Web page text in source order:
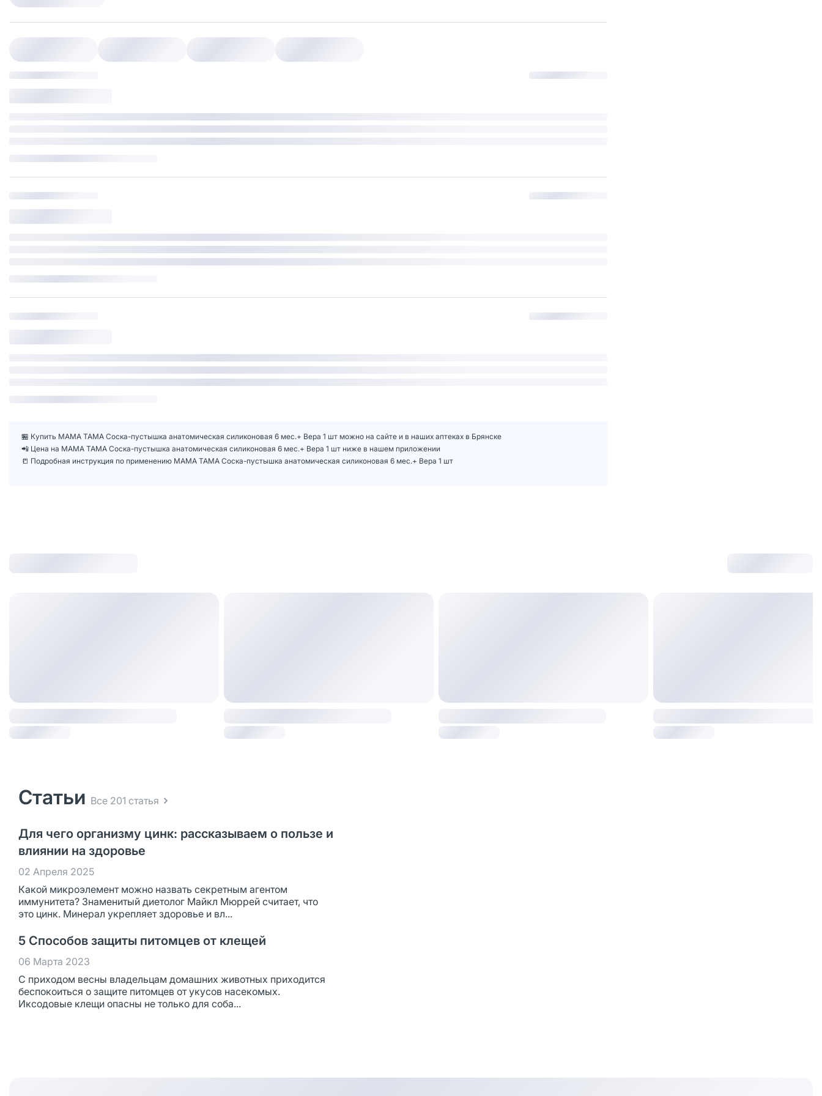
🏪 Купить МАМА ТАМА Соска-пустышка анатомическая силиконовая 6 мес.+ Вера 1 шт можно на сайте и в наших аптеках в Брянске
📲 Цена на МАМА ТАМА Соска-пустышка анатомическая силиконовая 6 мес.+ Вера 1 шт ниже в нашем приложении
📒 Подробная инструкция по применению МАМА ТАМА Соска-пустышка анатомическая силиконовая 6 мес.+ Вера 1 шт
Статьи Все 201 статья
Для чего организму цинк: рассказываем о пользе и
влиянии на здоровье
02 Апреля 2025
Какой микроэлемент можно назвать секретным агентом
иммунитета? Знаменитый диетолог Майкл Мюррей считает, что
это цинк. Минерал укрепляет здоровье и вл...
5 Способов защиты питомцев от клещей
06 Марта 2023
С приходом весны владельцам домашних животных приходится
беспокоиться о защите питомцев от укусов насекомых.
Иксодовые клещи опасны не только для соба...